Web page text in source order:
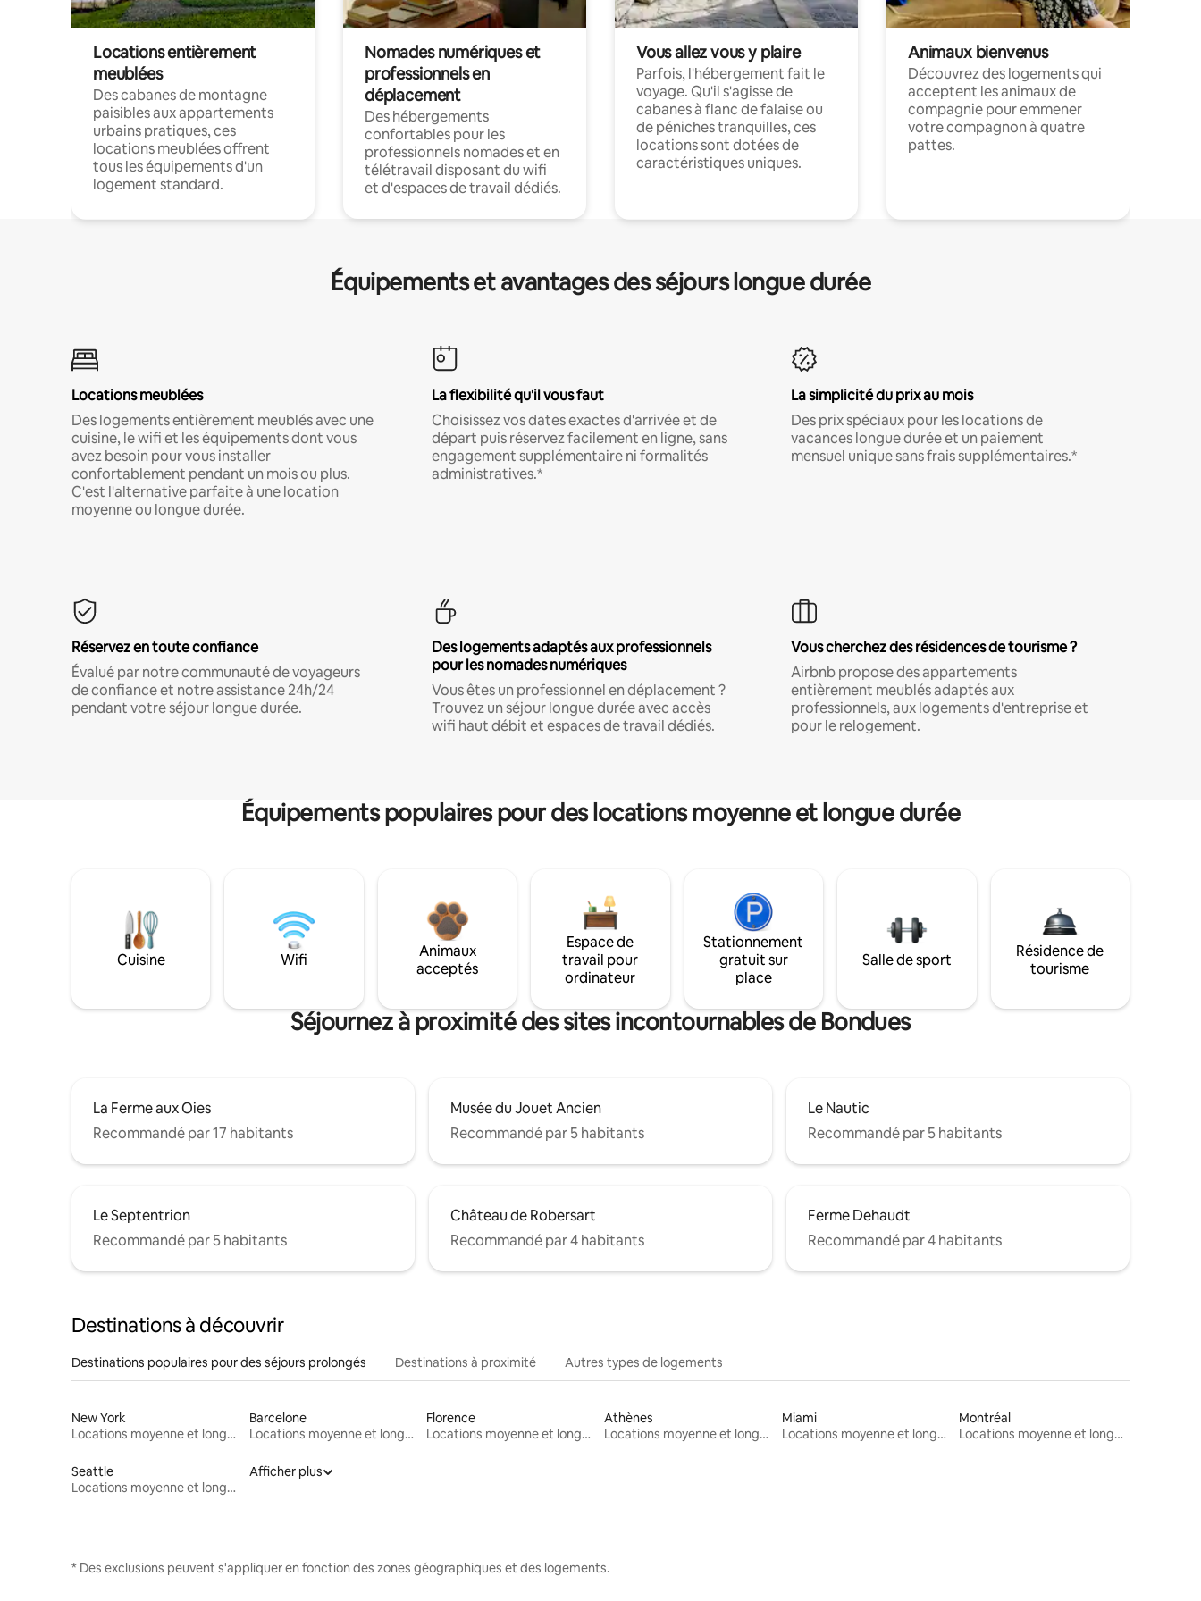
Locations entièrement
meublées
Des cabanes de montagne
paisibles aux appartements
urbains pratiques, ces
locations meublées offrent
tous les équipements d'un
logement standard.
Nomades numériques et
professionnels en
déplacement
Des hébergements
confortables pour les
professionnels nomades et en
télétravail disposant du wifi
et d'espaces de travail dédiés.
Vous allez vous y plaire
Parfois, l'hébergement fait le
voyage. Qu'il s'agisse de
cabanes à flanc de falaise ou
de péniches tranquilles, ces
locations sont dotées de
caractéristiques uniques.
Animaux bienvenus
Découvrez des logements qui
acceptent les animaux de
compagnie pour emmener
votre compagnon à quatre
pattes.
Équipements et avantages des séjours longue durée
Locations meublées
Des logements entièrement meublés avec une
cuisine, le wifi et les équipements dont vous
avez besoin pour vous installer
confortablement pendant un mois ou plus.
C'est l'alternative parfaite à une location
moyenne ou longue durée.
La flexibilité qu'il vous faut
Choisissez vos dates exactes d'arrivée et de
départ puis réservez facilement en ligne, sans
engagement supplémentaire ni formalités
administratives.*
La simplicité du prix au mois
Des prix spéciaux pour les locations de
vacances longue durée et un paiement
mensuel unique sans frais supplémentaires.*
Réservez en toute confiance
Évalué par notre communauté de voyageurs
de confiance et notre assistance 24h/24
pendant votre séjour longue durée.
Des logements adaptés aux professionnels
pour les nomades numériques
Vous êtes un professionnel en déplacement ?
Trouvez un séjour longue durée avec accès
wifi haut débit et espaces de travail dédiés.
Vous cherchez des résidences de tourisme ?
Airbnb propose des appartements
entièrement meublés adaptés aux
professionnels, aux logements d'entreprise et
pour le relogement.
Équipements populaires pour des locations moyenne et longue durée
Cuisine Wifi
Animaux
acceptés
Espace de
travail pour
ordinateur
Stationnement
gratuit sur
place
Salle de sport
Résidence de
tourisme
Séjournez à proximité des sites incontournables de Bondues
La Ferme aux Oies
Recommandé par 17 habitants
Musée du Jouet Ancien
Recommandé par 5 habitants
Le Nautic
Recommandé par 5 habitants
Le Septentrion
Recommandé par 5 habitants
Château de Robersart
Recommandé par 4 habitants
Ferme Dehaudt
Recommandé par 4 habitants
Destinations à découvrir
Destinations populaires pour des séjours prolongés Destinations à proximité Autres types de logements
New York
Locations moyenne et longue durée
Barcelone
Locations moyenne et longue durée
Florence
Locations moyenne et longue durée
Athènes
Locations moyenne et longue durée
Miami
Locations moyenne et longue durée
Montréal
Locations moyenne et longue durée
Seattle
Locations moyenne et longue durée
Afficher plus
* Des exclusions peuvent s'appliquer en fonction des zones géographiques et des logements.